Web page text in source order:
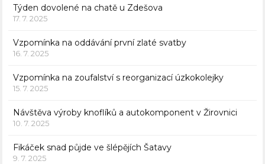
Týden dovolené na chatě u Zdešova
17. 7. 2025
Vzpomínka na oddávání první zlaté svatby
16. 7. 2025
Vzpomínka na zoufalství s reorganizací úzkokolejky
15. 7. 2025
Návštěva výroby knoflíků a autokomponent v Žirovnici
10. 7. 2025
Fikáček snad půjde ve šlépějích Šatavy
9. 7. 2025